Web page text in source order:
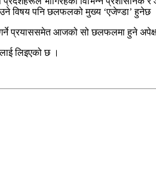
विषय पनि छलफलको मुख्य ‘एजेण्डा’ हुनेछ
गर्ने प्रयाससमेत आजको सो छलफलमा हुने
लिइएको छ ।